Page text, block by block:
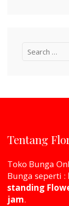
Search
Tentang
Toko Bunga
Bunga seperti :
standing
jam.